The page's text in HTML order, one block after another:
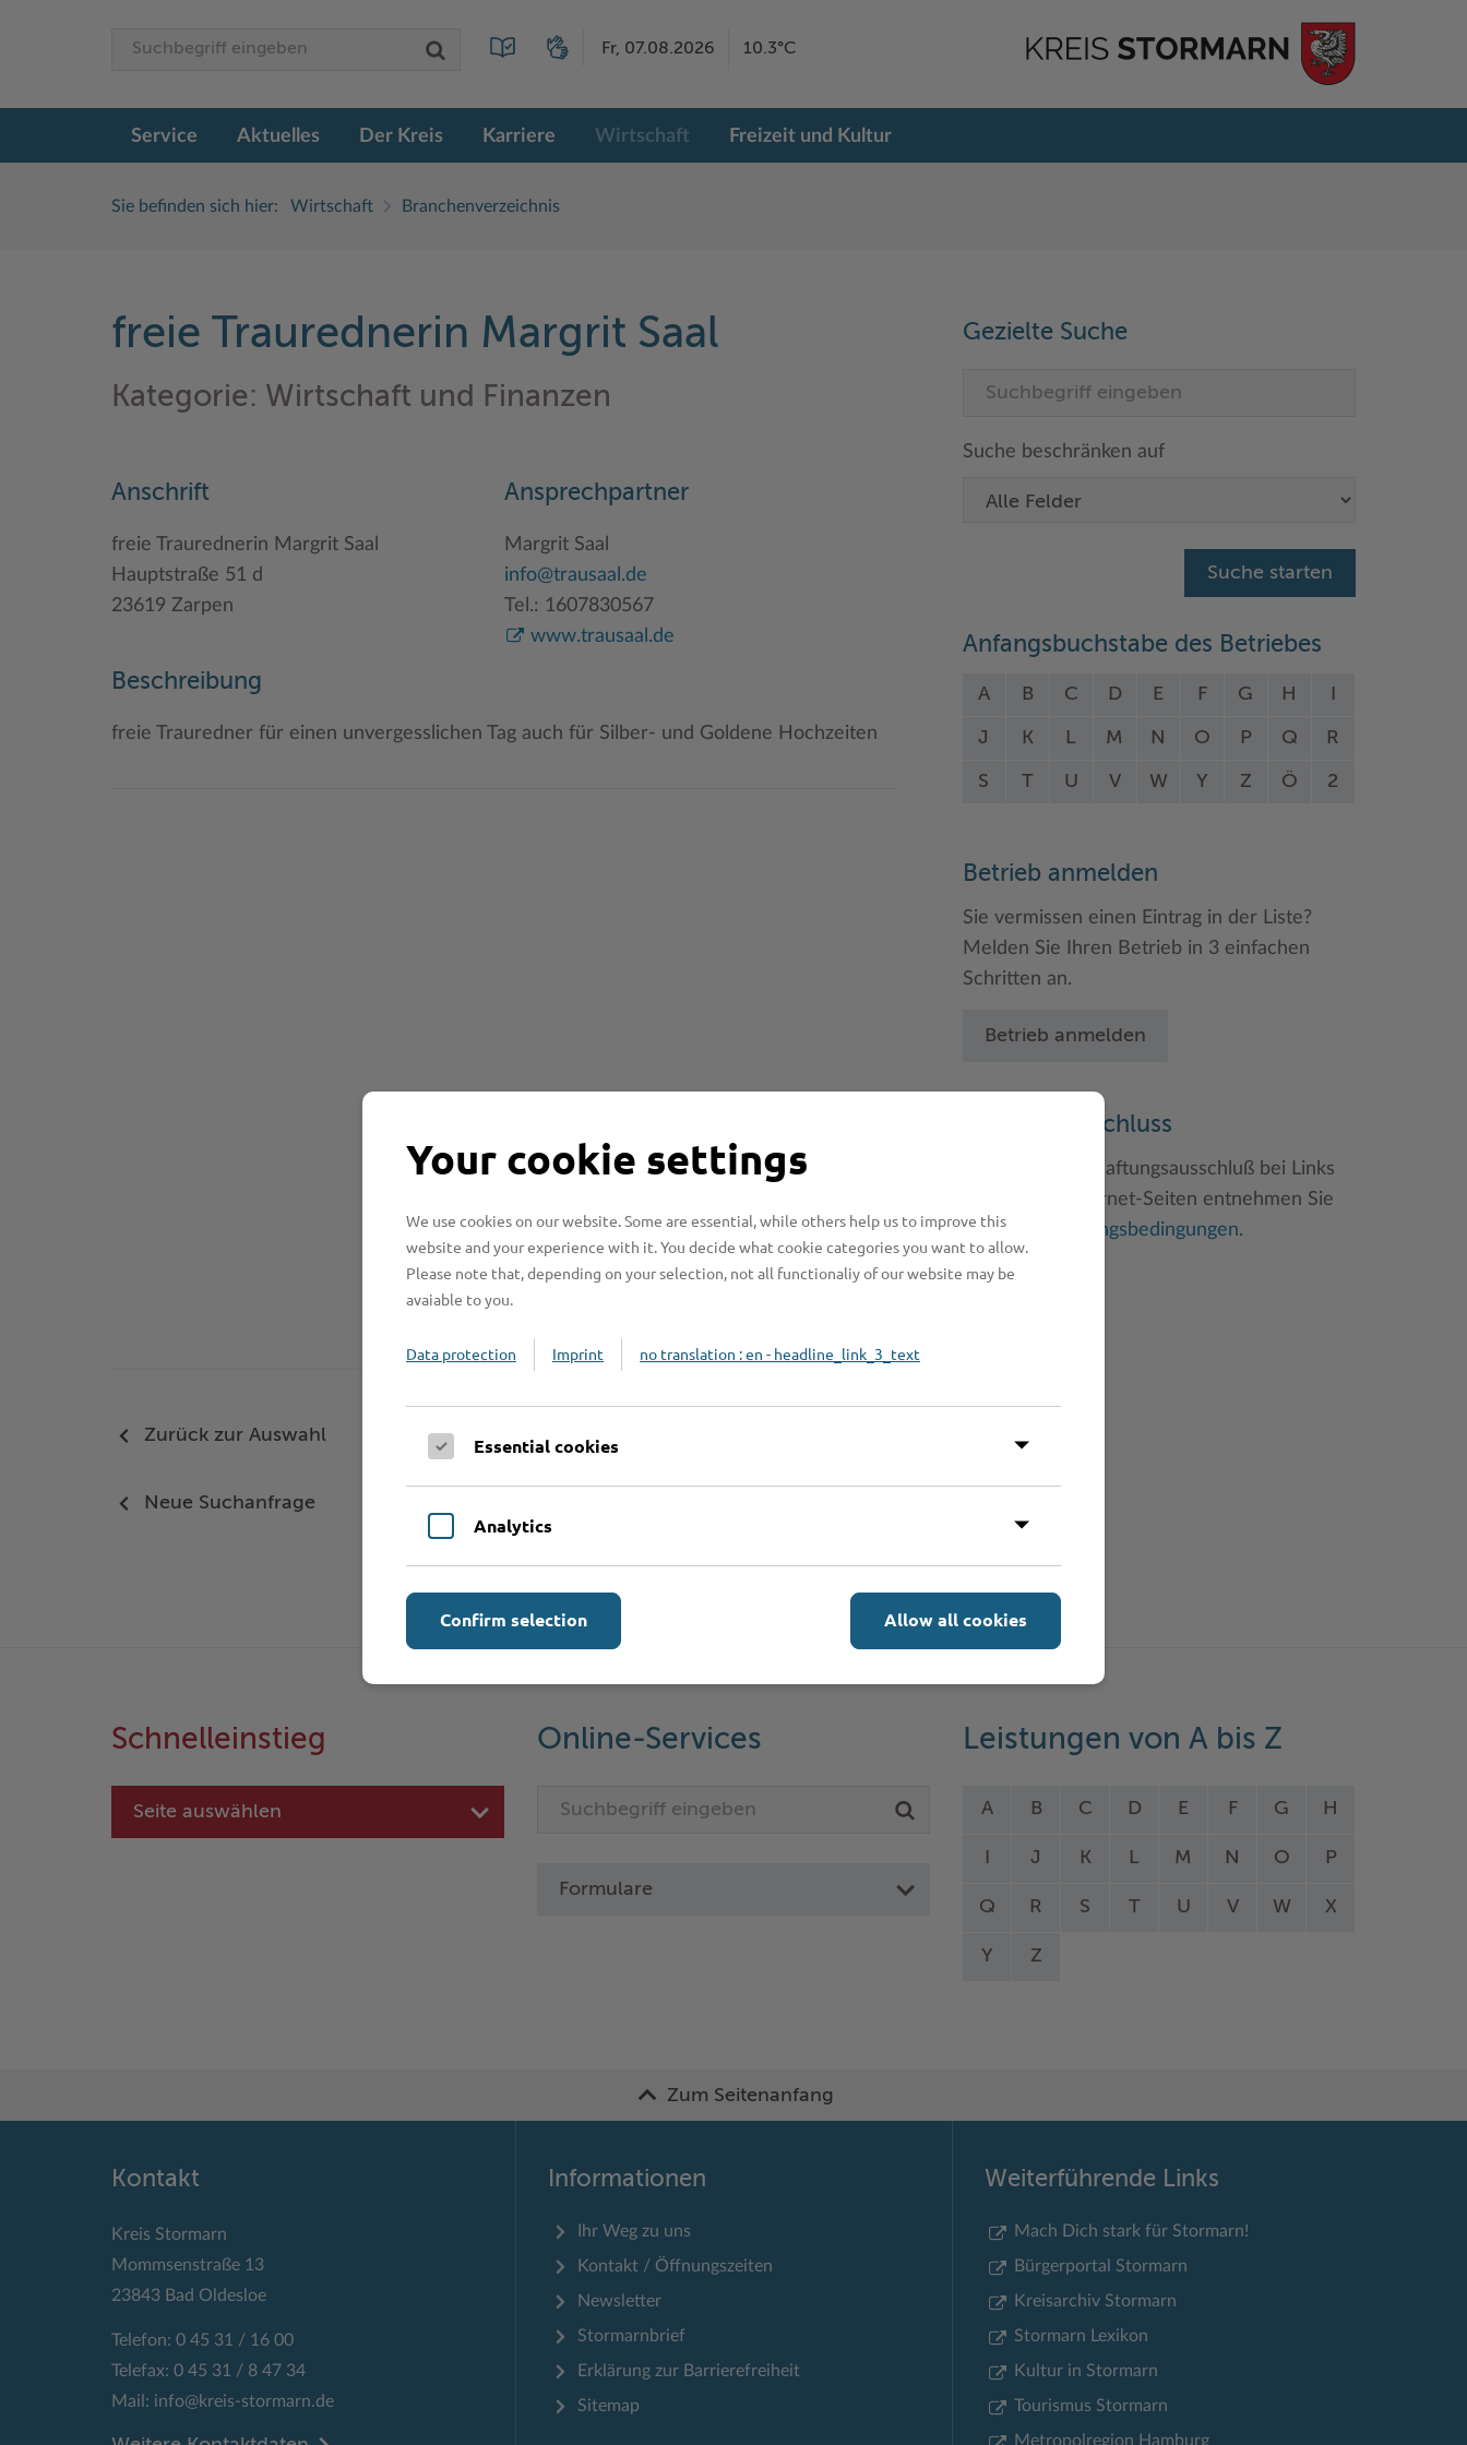
Fr, 07.08.2026 10.3°C
Service Aktuelles Der Kreis Karriere Wirtschaft Freizeit und Kultur
Sie befinden sich hier: Wirtschaft Branchenverzeichnis
freie Traurednerin Margrit Saal
Kategorie: Wirtschaft und Finanzen
Anschrift
freie Traurednerin Margrit Saal
Hauptstraße 51 d
23619 Zarpen
Ansprechpartner
Margrit Saal
info@trausaal.de
Tel.: 1607830567
www.trausaal.de
Beschreibung
freie Trauredner für einen unvergesslichen Tag auch für Silber- und Goldene Hochzeiten
Zurück zur Auswahl
Neue Suchanfrage
Gezielte Suche
Suche beschränken auf
Anfangsbuchstabe des Betriebes
A B C D E F G H
J K L M N O P Q R
S T U V W Y Z Ö 2
Betrieb anmelden
Sie vermissen einen Eintrag in der Liste?
Melden Sie Ihren Betrieb in 3 einfachen
Schritten an.
Betrieb anmelden
Haftungsauschluss
Hinweise zum Haftungsausschluß bei Links
zu anderen Internet-Seiten entnehmen Sie
bitte den
Nutzungsbedingungen.
Schnelleinstieg
Seite auswählen
Online-Services
Formulare
Leistungen von A bis Z
A B C D E F G H
J K L M N O P
Q R S T U V W X
Y Z
Zum Seitenanfang
Kontakt
Kreis Stormarn
Mommsenstraße 13
23843 Bad Oldesloe
Telefon: 0 45 31 / 16 00
Telefax: 0 45 31 / 8 47 34
Mail: info@kreis-stormarn.de
Informationen
Ihr Weg zu uns
Kontakt / Öffnungszeiten
Newsletter
Stormarnbrief
Erklärung zur Barrierefreiheit
Sitemap
Weiterführende Links
Mach Dich stark für Stormarn!
Bürgerportal Stormarn
Kreisarchiv Stormarn
Stormarn Lexikon
Kultur in Stormarn
Tourismus Stormarn
Metropolregion Hamburg
Your cookie settings
We use cookies on our website. Some are essential, while others help us to improve this
website and your experience with it. You decide what cookie categories you want to allow.
Please note that, depending on your selection, not all functionaliy of our website may be
avaiable to you.
Data protection Imprint no translation : en - headline_link_3_text
Essential cookies
Analytics
Allow all cookies
Confirm selection